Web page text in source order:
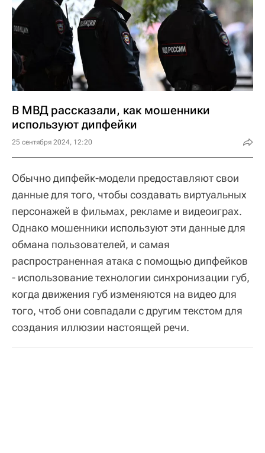
В МВД рассказали, как мошенники
используют дипфейки
25 сентября 2024, 12:20
Обычно дипфейк-модели предоставляют свои
данные для того, чтобы создавать виртуальных
персонажей в фильмах, рекламе и видеоиграх.
Однако мошенники используют эти данные для
обмана пользователей, и самая
распространенная атака с помощью дипфейков
- использование технологии синхронизации губ,
когда движения губ изменяются на видео для
того, чтоб они совпадали с другим текстом для
создания иллюзии настоящей речи.